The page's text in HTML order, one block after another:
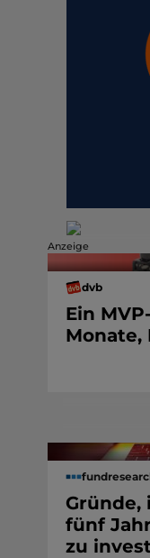
Anzeige
dvb
Ein
Monate,
Gründe,
fünf
zu